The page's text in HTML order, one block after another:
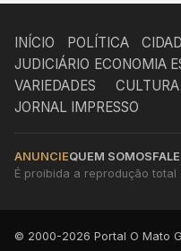
INÍCIO POLÍTICA
JUDICIÁRIO ECONOMIA
VARIEDADES
CULTURA
JORNAL IMPRESSO
ANUNCIEQUEM SOMOS
É proibida a reprodução
© 2000-2026 Portal O Mato